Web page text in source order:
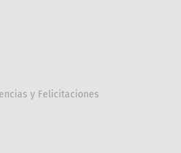
y Felicitaciones